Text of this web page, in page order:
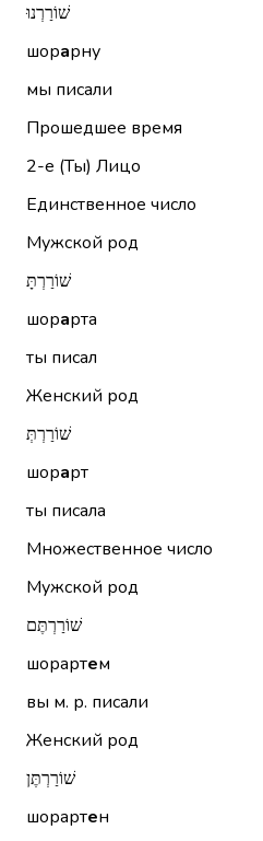
שׁוֹרַרְנוּ
шорарну
мы писали
Прошедшее время
2-е (Ты) Лицо
Единственное число
Мужской род
שׁוֹרַרְתָּ
шорарта
ты писал
Женский род
שׁוֹרַרְתְּ
шорарт
ты писала
Множественное число
Мужской род
שׁוֹרַרְתֶּם
шорартем
вы м. р. писали
Женский род
שׁוֹרַרְתֶּן
шорартен